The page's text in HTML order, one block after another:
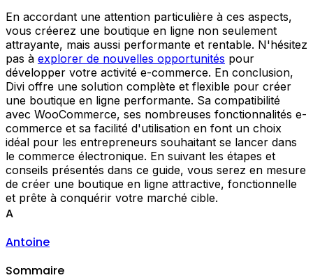
En accordant une attention particulière à ces aspects,
vous créerez une boutique en ligne non seulement
attrayante, mais aussi performante et rentable. N'hésitez
pas à explorer de nouvelles opportunités pour
développer votre activité e-commerce. En conclusion,
Divi offre une solution complète et flexible pour créer
une boutique en ligne performante. Sa compatibilité
avec WooCommerce, ses nombreuses fonctionnalités e-
commerce et sa facilité d'utilisation en font un choix
idéal pour les entrepreneurs souhaitant se lancer dans
le commerce électronique. En suivant les étapes et
conseils présentés dans ce guide, vous serez en mesure
de créer une boutique en ligne attractive, fonctionnelle
et prête à conquérir votre marché cible.
A
Antoine
Sommaire